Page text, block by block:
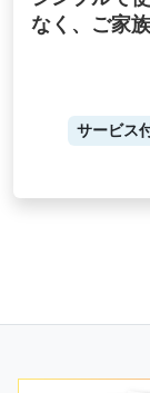
なく、ご家
サービス